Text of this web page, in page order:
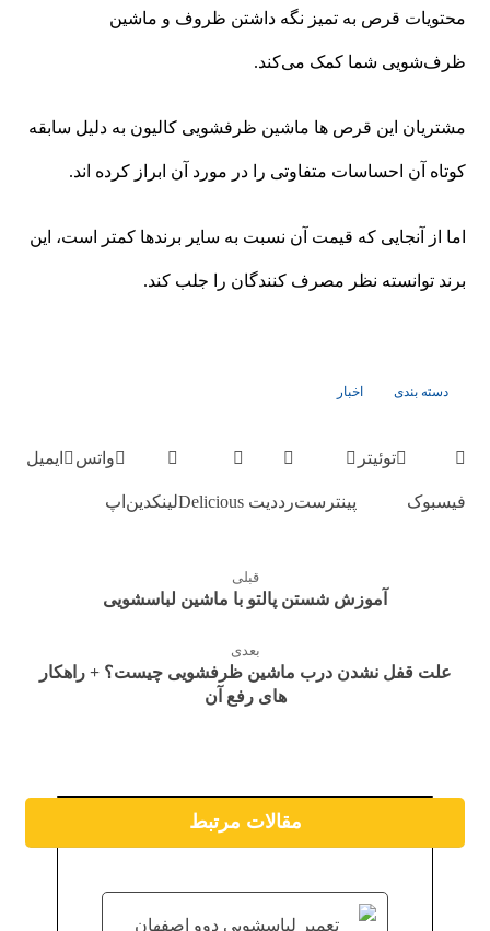
محتویات قرص به تمیز نگه داشتن ظروف و ماشین
ظرف‌شویی شما کمک می‌کند.
مشتریان این قرص ها ماشین ظرفشویی کالیون به دلیل سابقه
کوتاه آن احساسات متفاوتی را در مورد آن ابراز کرده اند.
اما از آنجایی که قیمت آن نسبت به سایر برندها کمتر است، این
برند توانسته نظر مصرف کنندگان را جلب کند.
دسته بندی اخبار
فیسبوک
توئیتر
پینترسترددیت Deliciousلینکدین
واتس
اپ
ایمیل
قبلی
آموزش شستن پالتو با ماشین لباسشویی
بعدی
علت قفل نشدن درب ماشین ظرفشویی چیست؟ + راهکار
های رفع آن
مقالات مرتبط